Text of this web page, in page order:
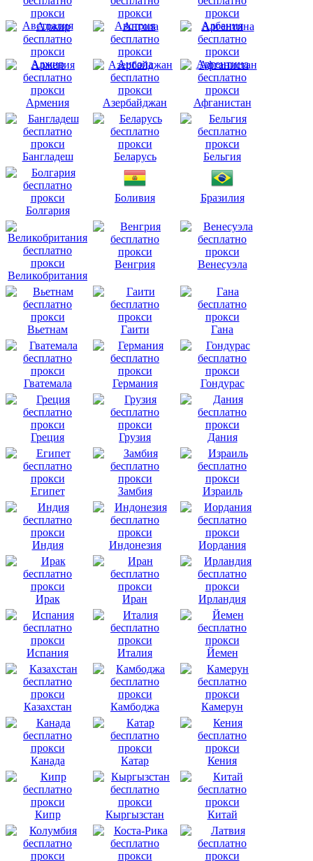
Австралия Австрия Албания
Алжир Ангола Аргентина
Армения Азербайджан Афганистан
Бангладеш Беларусь Бельгия
Болгария
Боливия Бразилия
Великобритания
Венгрия Венесуэла
Вьетнам Гаити Гана
Гватемала Германия Гондурас
Греция Грузия Дания
Египет Замбия Израиль
Индия Индонезия Иордания
Ирак Иран Ирландия
Испания Италия Йемен
Казахстан Камбоджа Камерун
Канада Катар Кения
Кипр Кыргызстан Китай